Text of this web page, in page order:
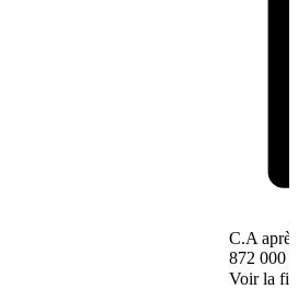
C.A
872 000 €
Voir la